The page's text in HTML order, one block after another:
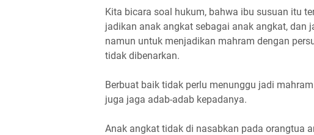
Kita bicara soal hukum, bahwa ibu susuan itu
jadikan anak angkat sebagai anak angkat, dan
namun untuk menjadikan mahram dengan
tidak dibenarkan.
Berbuat baik tidak perlu menunggu jadi
juga jaga adab-adab kepadanya.
Anak angkat tidak di nasabkan pada orangtua